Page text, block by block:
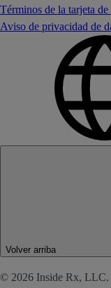
Términos de la tarjeta de
Aviso de privacidad de
Volver arriba
© 2026 Inside Rx, LLC.